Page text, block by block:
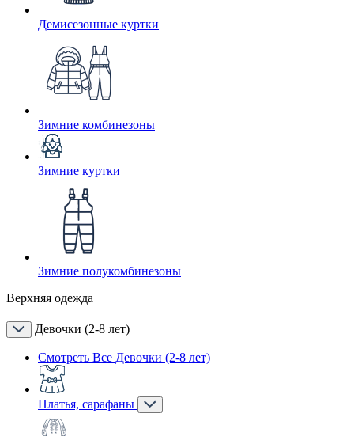
Демисезонные куртки
Зимние комбинезоны
Зимние куртки
Зимние полукомбинезоны
Верхняя одежда
Девочки (2-8 лет)
Смотреть Все Девочки (2-8 лет)
Платья, сарафаны